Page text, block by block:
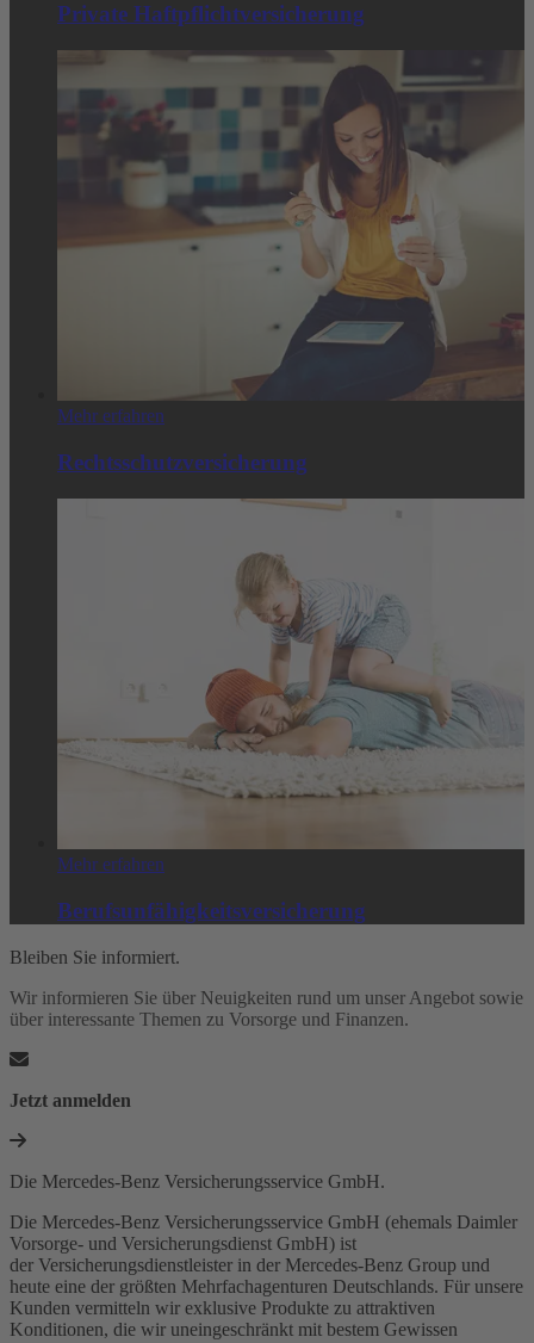
Private Haftpflichtversicherung
Mehr erfahren
Rechtsschutzversicherung
Mehr erfahren
Berufsunfähigkeitsversicherung
Bleiben Sie informiert.
Wir informieren Sie über Neuigkeiten rund um unser Angebot sowie
über interessante Themen zu Vorsorge und Finanzen.
Jetzt anmelden
Die Mercedes-Benz Versicherungsservice GmbH.
Die Mercedes-Benz Versicherungsservice GmbH (ehemals Daimler
Vorsorge- und Versicherungsdienst GmbH) ist
der Versicherungsdienstleister in der Mercedes-Benz Group und
heute eine der größten Mehrfachagenturen Deutschlands. Für unsere
Kunden vermitteln wir exklusive Produkte zu attraktiven
Konditionen, die wir uneingeschränkt mit bestem Gewissen